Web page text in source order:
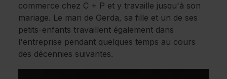
commerce chez C + P et y travaille jusqu'à son
mariage. Le mari de Gerda, sa fille et un de ses
petits-enfants travaillent également dans
l'entreprise pendant quelques temps au cours
des décennies suivantes.